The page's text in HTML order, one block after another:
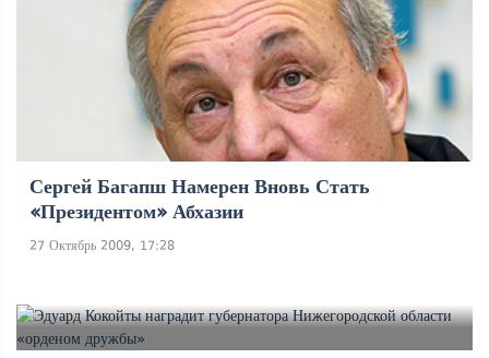
Сергей Багапш Намерен Вновь Стать
«президентом» Абхазии
27 Октябрь 2009, 17:28